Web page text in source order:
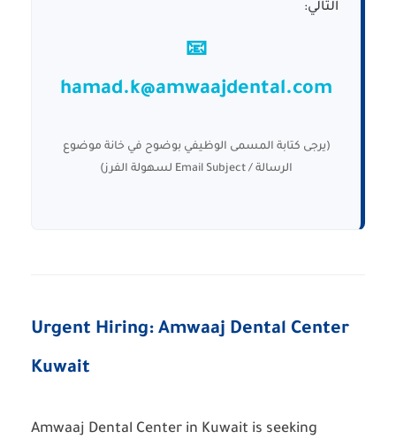
التالي:
📧
hamad.k@amwaajdental.com
(يرجى كتابة المسمى الوظيفي بوضوح في خانة موضوع
الرسالة / Email Subject لسهولة الفرز)
Urgent Hiring: Amwaaj Dental Center
Kuwait
Amwaaj Dental Center in Kuwait is seeking